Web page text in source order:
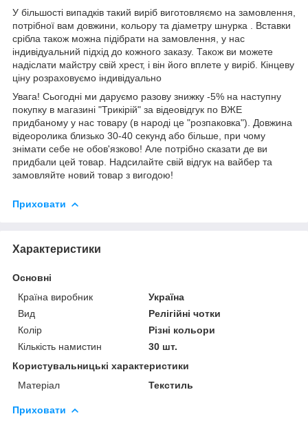
У більшості випадків такий виріб виготовляємо на замовлення,
потрібної вам довжини, кольору та діаметру шнурка . Вставки
срібла також можна підібрати на замовлення, у нас
індивідуальний підхід до кожного заказу. Також ви можете
надіслати майстру свій хрест, і він його вплете у виріб. Кінцеву
ціну розраховуємо індивідуально
Увага! Сьогодні ми даруємо разову знижку -5% на наступну
покупку в магазині "Трикірій" за відеовідгук по ВЖЕ
придбаному у нас товару (в народі це "розпаковка"). Довжина
відеоролика близько 30-40 секунд або більше, при чому
знімати себе не обов'язково! Але потрібно сказати де ви
придбали цей товар. Надсилайте свій відгук на вайбер та
замовляйте новий товар з вигодою!
Приховати
Характеристики
Основні
Країна виробник
Україна
Вид
Релігійні чотки
Колір
Різні кольори
Кількість намистин
30 шт.
Користувальницькі характеристики
Матеріал
Текстиль
Приховати